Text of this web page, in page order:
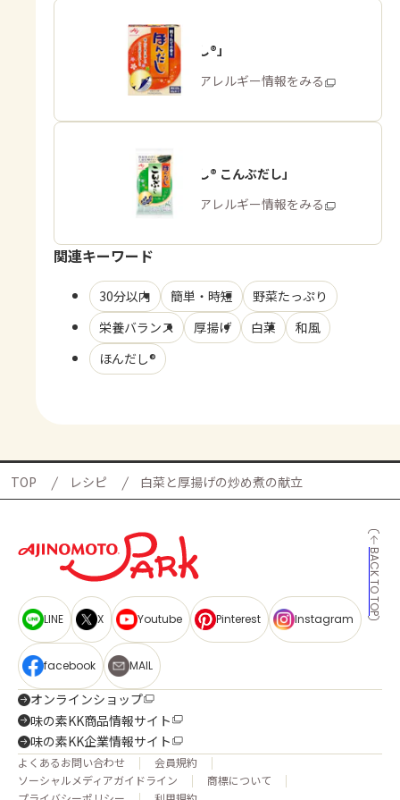
「ほんだし®」
商品・アレルギー情報をみる
「ほんだし® こんぶだし」
商品・アレルギー情報をみる
関連キーワード
30分以内 簡単・時短
野菜たっぷり
栄養バランス
厚揚げ 白菜
和風
ほんだし®
TOP レシピ 白菜と厚揚げの炒め煮の献立
BACK TO TOP
LINE X Youtube Pinterest Instagram
facebook MAIL
オンラインショップ
味の素KK商品情報サイト
味の素KK企業情報サイト
よくあるお問い合わせ
会員規約
ソーシャルメディアガイドライン
商標について